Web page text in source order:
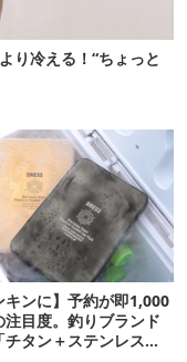
り冷える！“ちょっと
キンに】予約が即1,000
注目度。釣りブランド
チタン＋ステンレスの